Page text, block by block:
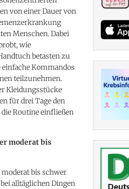
von einer Dauer von
Menschen. Dabei
wie
betasten zu
Kommandos
teilzunehmen.
Kleidungsstücke
für drei Tage den
Routine einfließen
moderat bis
bis schwer
alltäglichen Dingen